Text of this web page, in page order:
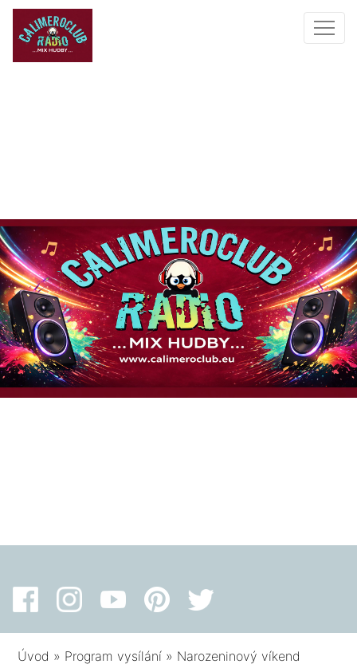
Úvod » Program vysílání » Narozeninový víkend